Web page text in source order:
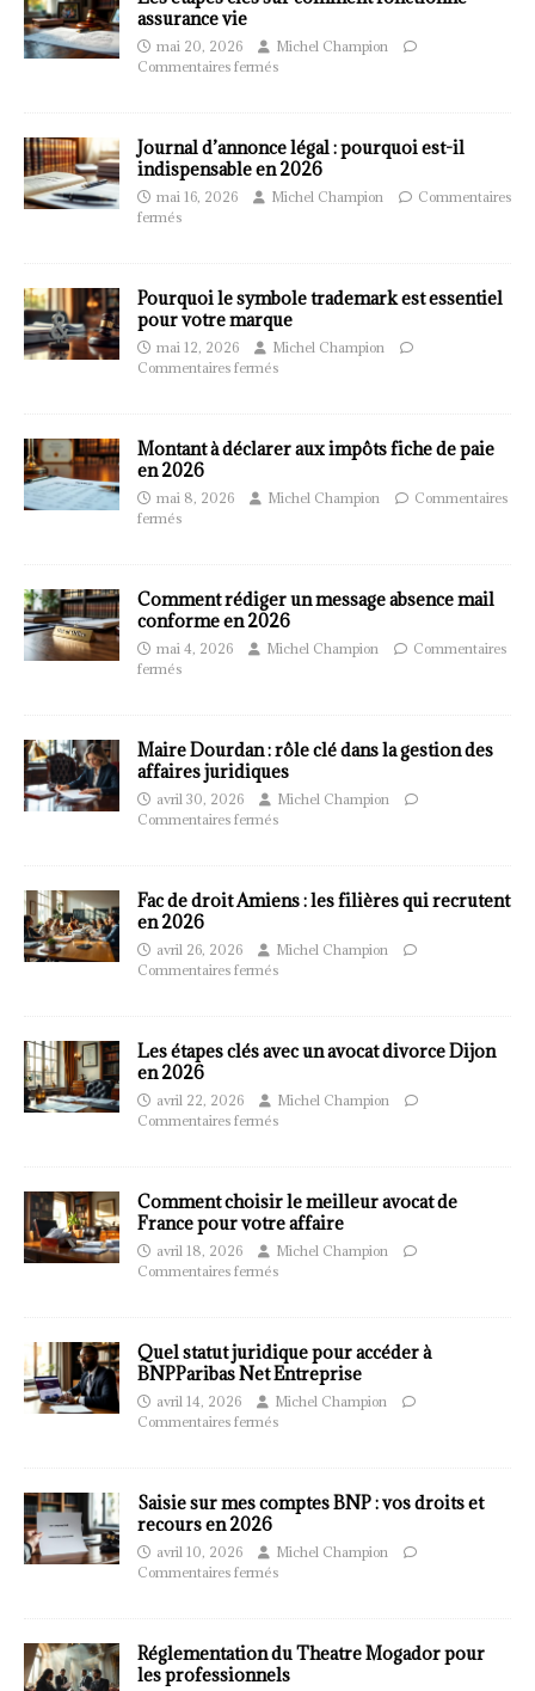
assurance vie
mai 20, 2026
Michel Champion
Commentaires fermés
Journal d’annonce légal : pourquoi est-il
indispensable en 2026
mai 16, 2026 Michel Champion
Commentaires
fermés
Pourquoi le symbole trademark est essentiel
pour votre marque
mai 12, 2026
Michel Champion
Commentaires fermés
Montant à déclarer aux impôts fiche de paie
en 2026
mai 8, 2026 Michel Champion
Commentaires
fermés
Comment rédiger un message absence mail
conforme en 2026
mai 4, 2026 Michel Champion
Commentaires
fermés
Maire Dourdan : rôle clé dans la gestion des
affaires juridiques
avril 30, 2026
Michel Champion
Commentaires fermés
Fac de droit Amiens : les filières qui recrutent
en 2026
avril 26, 2026
Michel Champion
Commentaires fermés
Les étapes clés avec un avocat divorce Dijon
en 2026
avril 22, 2026
Michel Champion
Commentaires fermés
Comment choisir le meilleur avocat de
France pour votre affaire
avril 18, 2026
Michel Champion
Commentaires fermés
Quel statut juridique pour accéder à
BNPParibas Net Entreprise
avril 14, 2026
Michel Champion
Commentaires fermés
Saisie sur mes comptes BNP : vos droits et
recours en 2026
avril 10, 2026
Michel Champion
Commentaires fermés
Réglementation du Theatre Mogador pour
les professionnels